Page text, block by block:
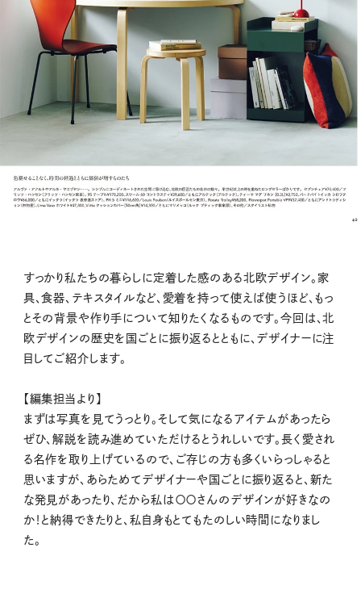
すっかり私たちの暮らしに定着した感のある北欧デザイン。家
具、食器、テキスタイルなど、愛着を持って使えば使うほど、もっ
とその背景や作り手について知りたくなるものです。今回は、北
欧デザインの歴史を国ごとに振り返るとともに、デザイナーに注
目してご紹介します。
【編集担当より】
まずは写真を見てうっとり。そして気になるアイテムがあったら
ぜひ、解説を読み進めていただけるとうれしいです。長く愛され
る名作を取り上げているので、ご存じの方も多くいらっしゃると
思いますが、あらためてデザイナーや国ごとに振り返ると、新た
な発見があったり、だから私は〇〇さんのデザインが好きなの
か！と納得できたりと、私自身もとてもたのしい時間になりまし
た。